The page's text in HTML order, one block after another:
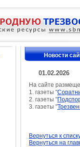
Новости
01.02.2026
На сайте
1. газеты "
2. газеты "
3. газеты "
Вернуться к
Вернуться на